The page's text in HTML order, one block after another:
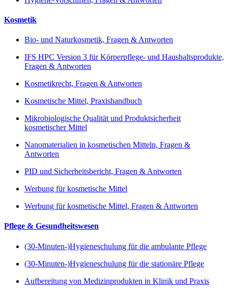
Kosmetik
Bio- und Naturkosmetik, Fragen & Antworten
IFS HPC Version 3 für Körperpflege- und Haushaltsprodukte,
Fragen & Antworten
Kosmetikrecht, Fragen & Antworten
Kosmetische Mittel, Praxishandbuch
Mikrobiologische Qualität und Produktsicherheit
kosmetischer Mittel
Nanomaterialien in kosmetischen Mitteln, Fragen &
Antworten
PID und Sicherheitsbericht, Fragen & Antworten
Werbung für kosmetische Mittel
Werbung für kosmetische Mittel, Fragen & Antworten
Pflege & Gesundheitswesen
(30-Minuten-)Hygieneschulung für die ambulante Pflege
(30-Minuten-)Hygieneschulung für die stationäre Pflege
Aufbereitung von Medizinprodukten in Klinik und Praxis